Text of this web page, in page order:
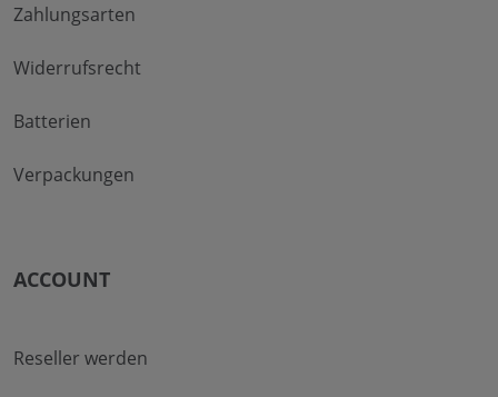
Zahlungsarten
Widerrufsrecht
Batterien
Verpackungen
ACCOUNT
Reseller werden